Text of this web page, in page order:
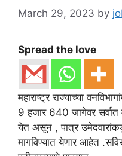
March 29, 2023 by
Spread the love
महाराष्ट्र राज्याच्या
9 हजार 640 जागेवर सर्वात
येत असून , पात्र
मागविण्यात येणार आहेत